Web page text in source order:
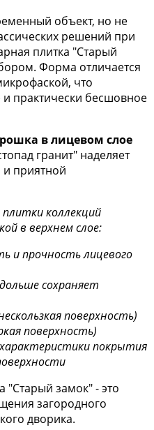
объект, но не
решений при
плитка "Старый
Форма отличается
что
практически бесшовное
в лицевом слое
гранит" наделяет
приятной
коллекций
в верхнем слое:
и прочность лицевого
сохраняет
поверхность)
поверхность)
покрытия
"Старый замок" - это
загородного
дворика.